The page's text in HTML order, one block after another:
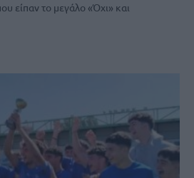
είπαν το μεγάλο «Όχι» και